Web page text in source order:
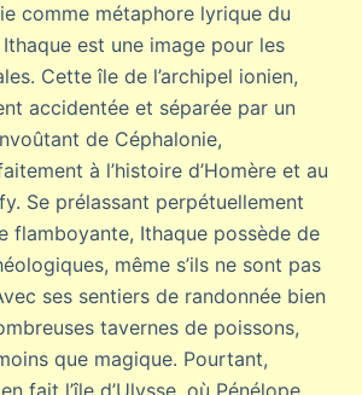
comme métaphore lyrique du
est une image pour les
Cette île de l’archipel ionien,
accidentée et séparée par un
de Céphalonie,
à l’histoire d’Homère et au
Se prélassant perpétuellement
flamboyante, Ithaque possède de
même s’ils ne sont pas
ses sentiers de randonnée bien
tavernes de poissons,
que magique. Pourtant,
fait l’île d’Ulysse, où Pénélope